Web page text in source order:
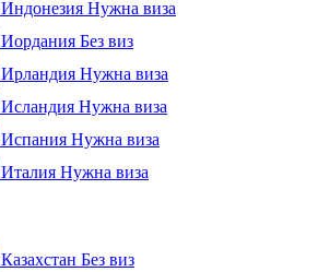
Индонезия Нужна виза
Иордания Без виз
Ирландия Нужна виза
Исландия Нужна виза
Испания Нужна виза
Италия Нужна виза
Казахстан Без виз